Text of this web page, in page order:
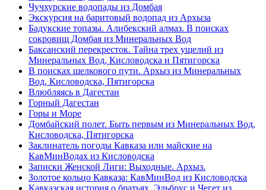
Чучхурские водопады из Домбая
Экскурсия на баритовый водопад из Архыза
Бадукские топазы. Алибекский алмаз. В поисках
сокровищ Домбая из Минеральных Вод
Баксанский перекресток. Тайна трех ущелий из
Минеральных Вод, Кисловодска и Пятигорска
В поисках шелкового пути. Архыз из Минеральных
Вод, Кисловодска, Пятигорска
Влюбляясь в Дагестан
Горный Дагестан
Горы и Море
Домбайский полет. Быть первым из Минеральных Вод,
Кисловодска, Пятигорска
Заклинатель погоды Кавказа или майские на
КавМинВодах из Кисловодска
Записки Женской Лиги: Выходные. Архыз.
Золотое кольцо Кавказа: КавМинВод из Кисловодска
Кавказская история о братьях. Эльбрус и Чегет из